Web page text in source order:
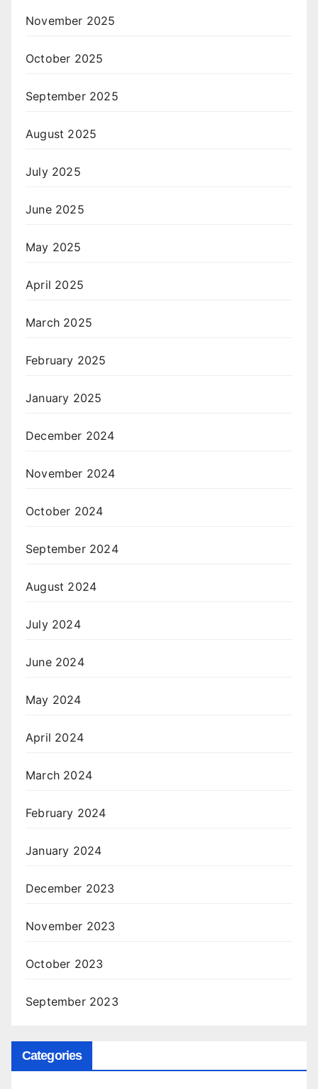
November 2025
October 2025
September 2025
August 2025
July 2025
June 2025
May 2025
April 2025
March 2025
February 2025
January 2025
December 2024
November 2024
October 2024
September 2024
August 2024
July 2024
June 2024
May 2024
April 2024
March 2024
February 2024
January 2024
December 2023
November 2023
October 2023
September 2023
Categories